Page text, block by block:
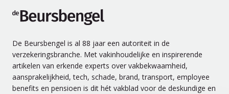
De Beursbengel is al 88 jaar een autoriteit in de
verzekeringsbranche. Met vakinhoudelijke en inspirerende
artikelen van erkende experts over vakbekwaamheid,
aansprakelijkheid, tech, schade, brand, transport, employee
benefits en pensioen is dit hét vakblad voor de deskundige en